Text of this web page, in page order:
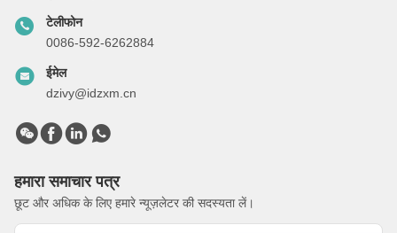
टेलीफोन
0086-592-6262884
ईमेल
dzivy@idzxm.cn
हमारा समाचार पत्र
छूट और अधिक के लिए हमारे न्यूज़लेटर की सदस्यता लें।